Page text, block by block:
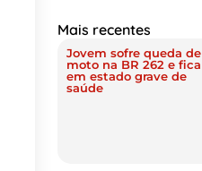
Mais recentes
Jovem sofre queda de
moto na BR 262 e fica
em estado grave de
saúde